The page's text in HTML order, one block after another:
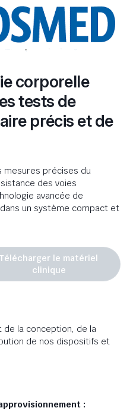
corporelle
tests de
précis et de
mesures précises du
des voies
avancée de
un système compact et
Télécharger le matériel
clinique
la conception, de la
de nos dispositifs et
: